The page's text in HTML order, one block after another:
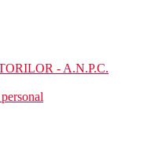
- A.N.P.C.